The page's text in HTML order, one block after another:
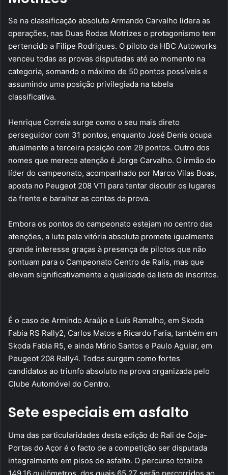
Se na classificação absoluta Armando Carvalho lidera as
operações, nas Duas Rodas Motrizes o protagonismo tem
pertencido a Filipe Rodrigues. O piloto da HBC Autoworks
venceu todas as provas disputadas até ao momento na
categoria, somando o máximo de 50 pontos possíveis e
assumindo uma posição privilegiada na tabela
classificativa.
Henrique Correia surge como o seu mais direto
perseguidor com 31 pontos, enquanto José Denis ocupa
atualmente a terceira posição com 29 pontos. Outro dos
nomes que merece atenção é Jorge Carvalho. O irmão do
líder do campeonato, acompanhado por Marco Vilas Boas,
aposta no Peugeot 208 VTI para tentar discutir os lugares
da frente e baralhar as contas da prova.
Embora os pontos do campeonato estejam no centro das
atenções, a luta pela vitória absoluta promete igualmente
grande interesse graças à presença de pilotos que não
pontuam para o Campeonato Centro de Ralis, mas que
elevam significativamente a qualidade da lista de inscritos.
É o caso de Armindo Araújo e Luís Ramalho, em Skoda
Fabia RS Rally2, Carlos Matos e Ricardo Faria, também em
Skoda Fabia R5, e ainda Mário Santos e Paulo Aguiar, em
Peugeot 208 Rally4. Todos surgem como fortes
candidatos ao triunfo absoluto na prova organizada pelo
Clube Automóvel do Centro.
Sete especiais em asfalto
Uma das particularidades desta edição do Rali de Coja-
Portas do Açor é o facto de a competição ser disputada
integralmente em pisos de asfalto. O percurso totaliza
149,16 quilómetros, dos quais 65,27 serão percorridos ao